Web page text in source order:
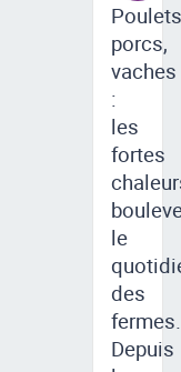
porcs,
vaches
:
les
fortes
le
des
fermes.
Depuis